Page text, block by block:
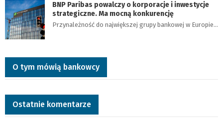
BNP Paribas powalczy o korporacje i inwestycje
strategiczne. Ma mocną konkurencję
Przynależność do największej grupy bankowej w Europie…
O tym mówią bankowcy
Ostatnie komentarze